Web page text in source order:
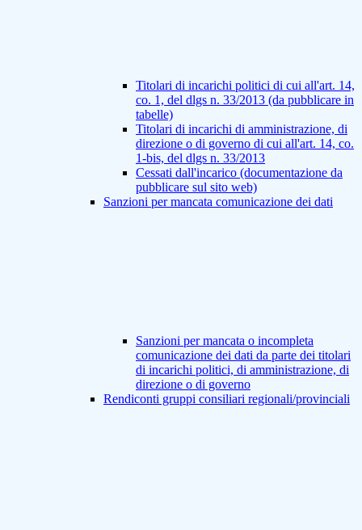
Titolari di incarichi politici di cui all'art. 14,
co. 1, del dlgs n. 33/2013 (da pubblicare in
tabelle)
Titolari di incarichi di amministrazione, di
direzione o di governo di cui all'art. 14, co.
1-bis, del dlgs n. 33/2013
Cessati dall'incarico (documentazione da
pubblicare sul sito web)
Sanzioni per mancata comunicazione dei dati
Sanzioni per mancata o incompleta
comunicazione dei dati da parte dei titolari
di incarichi politici, di amministrazione, di
direzione o di governo
Rendiconti gruppi consiliari regionali/provinciali